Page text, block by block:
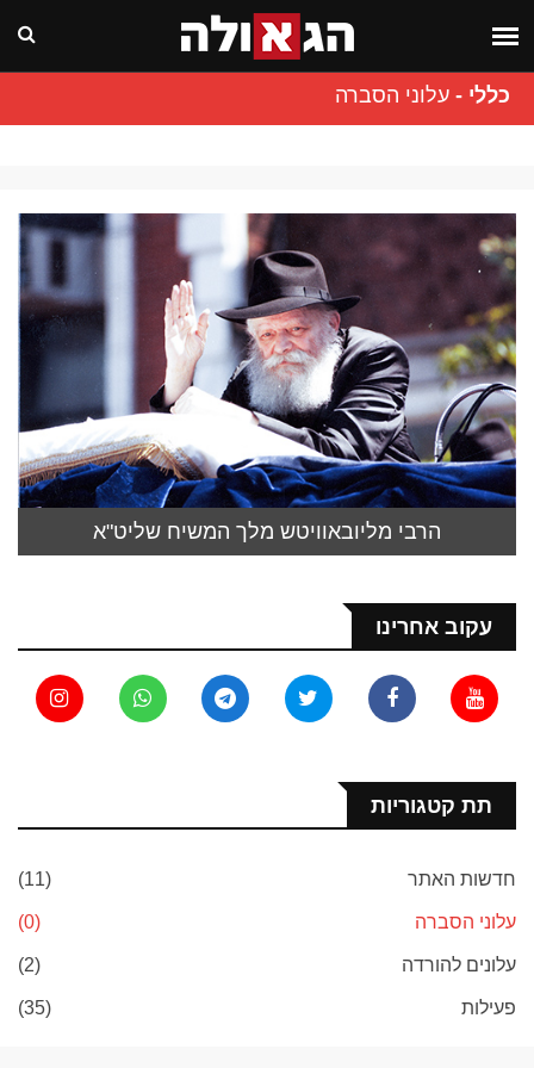
כללי - עלוני הסברה
הרבי מליובאוויטש מלך המשיח שליט"א
עקוב אחרינו
תת קטגוריות
חדשות האתר (11)
עלוני הסברה (0)
עלונים להורדה (2)
פעילות (35)